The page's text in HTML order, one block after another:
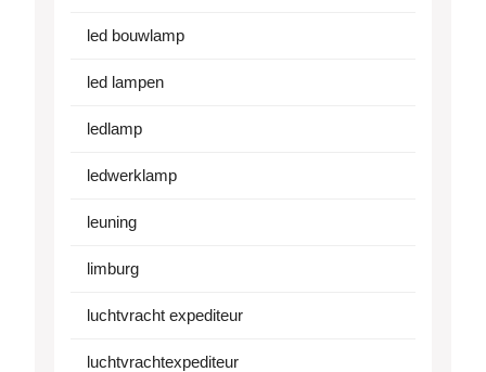
led bouwlamp
led lampen
ledlamp
ledwerklamp
leuning
limburg
luchtvracht expediteur
luchtvrachtexpediteur